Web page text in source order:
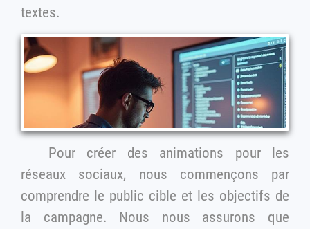
textes.
Pour créer des animations pour les
réseaux sociaux, nous commençons par
comprendre le public cible et les objectifs de
la campagne. Nous nous assurons que